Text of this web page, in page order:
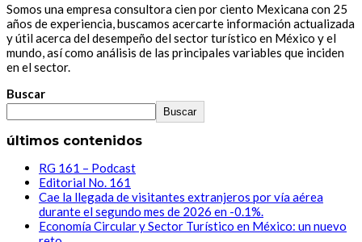
Somos una empresa consultora cien por ciento Mexicana con 25
años de experiencia, buscamos acercarte información actualizada
y útil acerca del desempeño del sector turístico en México y el
mundo, así como análisis de las principales variables que inciden
en el sector.
Buscar
Buscar
últimos contenidos
RG 161 – Podcast
Editorial No. 161
Cae la llegada de visitantes extranjeros por vía aérea
durante el segundo mes de 2026 en -0.1%.
Economía Circular y Sector Turístico en México: un nuevo